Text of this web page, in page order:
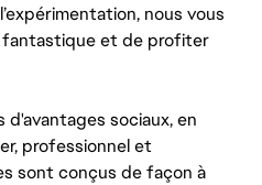
nous vous
fantastique et de profiter
sociaux, en
professionnel et
sont conçus de façon à